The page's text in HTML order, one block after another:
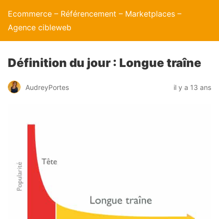
Ecommerce – Référencement – Marketplaces –
Agence cibleweb
Définition du jour : Longue traîne
AudreyPortes il y a 13 ans